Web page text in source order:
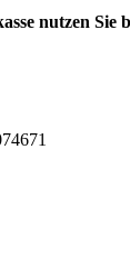
nutzen Sie